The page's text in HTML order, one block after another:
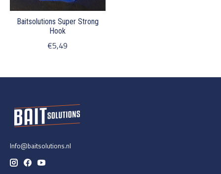
Baitsolutions Super Strong
Hook
€5,49
Info@baitsolutions.nl